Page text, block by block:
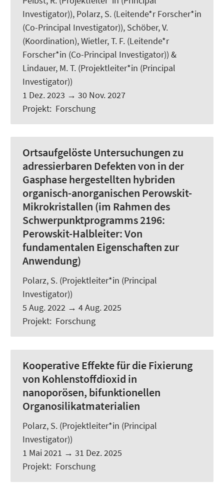
Investigator)), Polarz, S. (Leitende*r Forscher*in
(Co-Principal Investigator)), Schöber, V.
(Koordination), Wietler, T. F. (Leitende*r
Forscher*in (Co-Principal Investigator)) &
Lindauer, M. T. (Projektleiter*in (Principal
Investigator))
1 Dez. 2023 → 30 Nov. 2027
Projekt: Forschung
Ortsaufgelöste Untersuchungen zu
adressierbaren Defekten von in der
Gasphase hergestellten hybriden
organisch-anorganischen Perowskit-
Mikrokristallen (im Rahmen des
Schwerpunktprogramms 2196:
Perowskit-Halbleiter: Von
fundamentalen Eigenschaften zur
Anwendung)
Polarz, S. (Projektleiter*in (Principal
Investigator))
5 Aug. 2022 → 4 Aug. 2025
Projekt: Forschung
Kooperative Effekte für die Fixierung
von Kohlenstoffdioxid in
nanoporösen, bifunktionellen
Organosilikatmaterialien
Polarz, S. (Projektleiter*in (Principal
Investigator))
1 Mai 2021 → 31 Dez. 2025
Projekt: Forschung